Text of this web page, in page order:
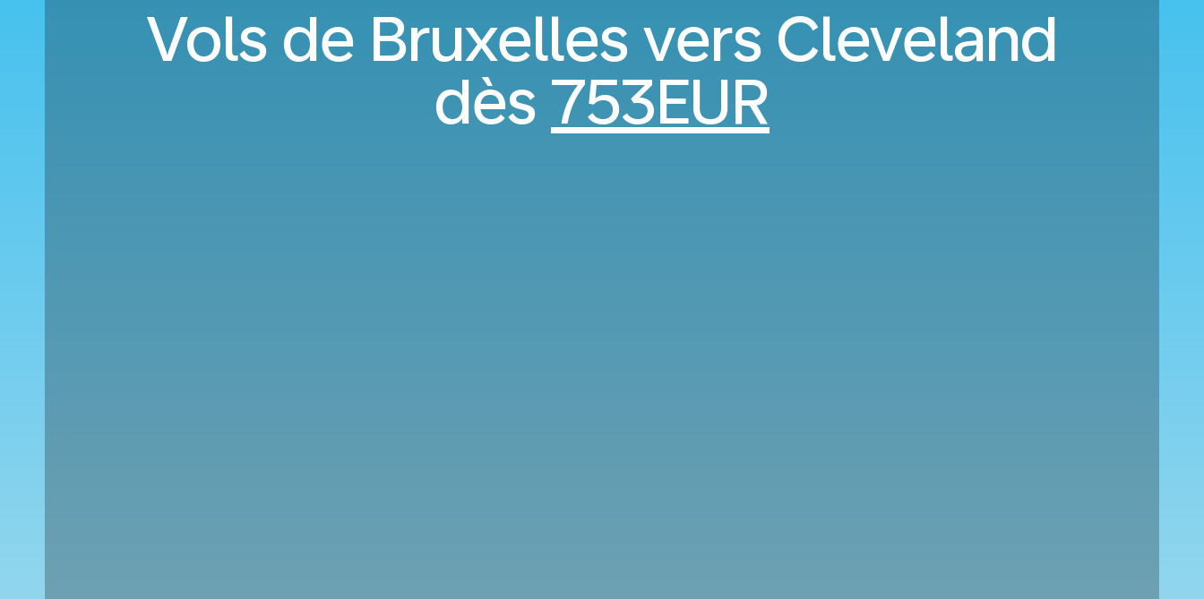
Vols de Bruxelles vers Cleveland
dès 753EUR